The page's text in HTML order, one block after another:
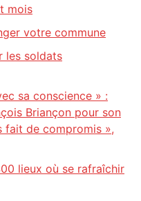
mois
votre commune
les soldats
sa conscience » :
Briançon pour son
fait de compromis »,
lieux où se rafraîchir